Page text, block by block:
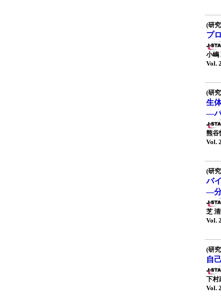
(研
プ
小嶋
Vol.
(研
生
—
熊谷
Vol.
(研
バ
—分
芝
Vol.
(研
自
下村
Vol.